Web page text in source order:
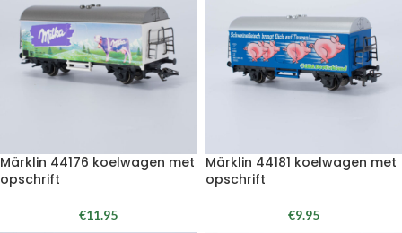
Märklin 44176 koelwagen met
opschrift
€11.95
Märklin 44181 koelwagen met
opschrift
€9.95